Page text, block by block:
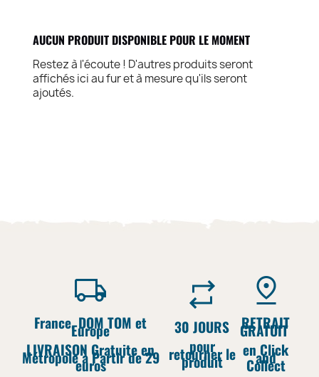
AUCUN PRODUIT DISPONIBLE POUR LE MOMENT
Restez à l'écoute ! D'autres produits seront
affichés ici au fur et à mesure qu'ils seront
ajoutés.
France, DOM TOM et
Europe
LIVRAISON Gratuite en
Métropole à Partir de 29
euros
30 JOURS
pour
retourner le
produit
RETRAIT
GRATUIT
en Click
and
Collect